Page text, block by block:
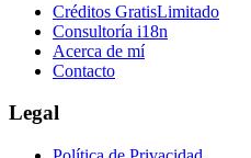
Créditos GratisLimitado
Consultoría i18n
Acerca de mí
Contacto
Legal